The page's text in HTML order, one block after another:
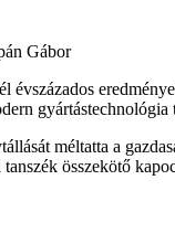
Gábor
évszázados
gyártástechnológia
méltatta a
összekötő